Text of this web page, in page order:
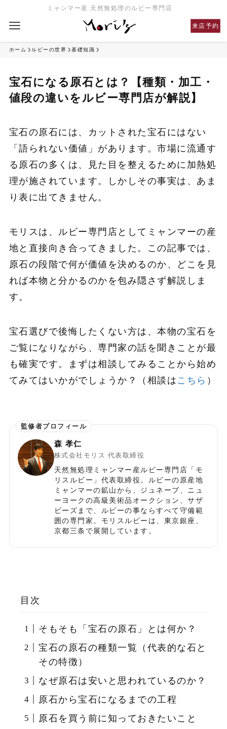
ミャンマー産 天然無処理のルビー専門店
来店予約
ホーム ルビーの世界 基礎知識
宝石になる原石とは？【種類・加工・
値段の違いをルビー専門店が解説】
宝石の原石には、カットされた宝石にはない
「語られない価値」があります。市場に流通す
る原石の多くは、見た目を整えるために加熱処
理が施されています。しかしその事実は、あま
り表に出てきません。
モリスは、ルビー専門店としてミャンマーの産
地と直接向き合ってきました。この記事では、
原石の段階で何が価値を決めるのか、どこを見
れば本物と分かるのかを包み隠さず解説しま
す。
宝石選びで後悔したくない方は、本物の宝石を
ご覧になりながら、専門家の話を聞きことが最
も確実です。まずは相談してみることから始め
てみてはいかがでしょうか？（相談は こちら ）
森 孝仁
株式会社モリス 代表取締役
天然無処理ミャンマー産ルビー専門店「モ
リスルビー」代表取締役。ルビーの原産地
ミャンマーの鉱山から、ジュネーブ、ニュ
ーヨークの高級美術品オークション、サザ
ビーズまで、ルビーの事ならすべて守備範
囲の専門家。モリスルビーは、東京銀座、
京都三条で展開しています。
目次
そもそも「宝石の原石」とは何か？
宝石の原石の種類一覧（代表的な石と
その特徴）
なぜ原石は安いと思われているのか？
原石から宝石になるまでの工程
原石を買う前に知っておきたいこと